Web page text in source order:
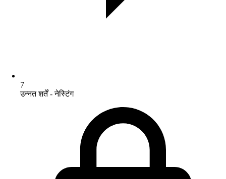
7
उन्नत शर्तें - नेस्टिंग